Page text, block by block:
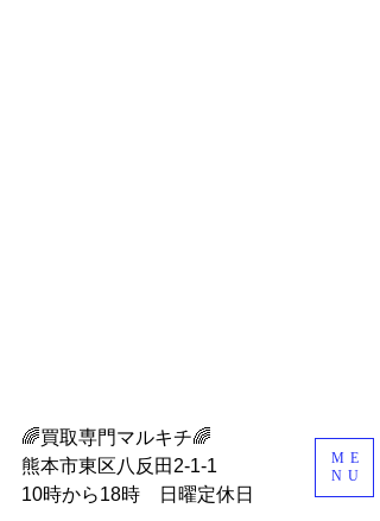
ME
NU
🌈買取専門マルキチ🌈
熊本市東区八反田2-1-1
10時から18時　日曜定休日